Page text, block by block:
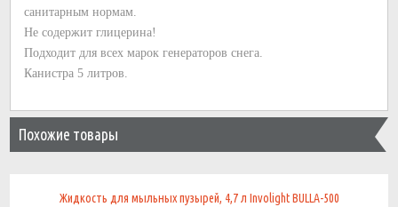
санитарным нормам.
Не содержит глицерина!
Подходит для всех марок генераторов снега.
Канистра 5 литров.
Похожие товары
Жидкость для мыльных пузырей, 4,7 л Involight BULLA-500